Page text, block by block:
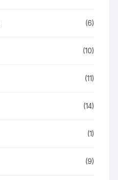
(6)
(10)
(11)
(14)
(1)
(9)